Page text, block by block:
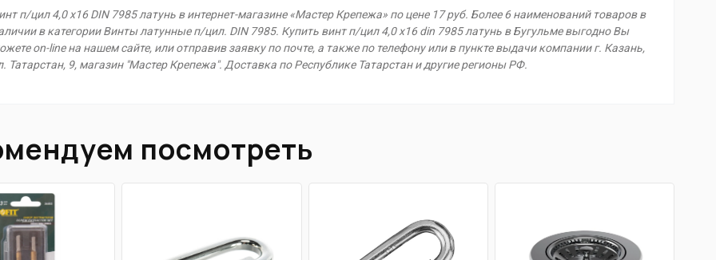
п/цил 4,0 х16 DIN 7985 латунь в интернет-магазине «Мастер Крепежа» по цене 17 руб. Более 6 наименований товаров в
в категории Винты латунные п/цил. DIN 7985. Купить винт п/цил 4,0 х16 din 7985 латунь в Бугульме выгодно Вы
on-line на нашем сайте, или отправив заявку по почте, а также по телефону или в пункте выдачи компании г. Казань,
Татарстан, 9, магазин "Мастер Крепежа". Доставка по Республике Татарстан и другие регионы РФ.
посмотреть